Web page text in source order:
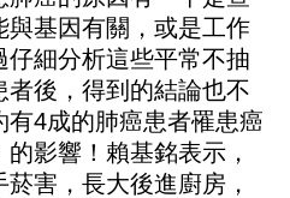
基因有關，或是工作
細分析這些平常不抽
後，得到的結論也不
4成的肺癌患者罹患癌
影響！賴基銘表示，
害，長大後進廚房，